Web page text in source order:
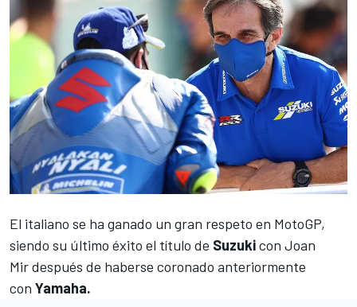
El italiano se ha ganado un gran respeto en MotoGP,
siendo su último éxito el título de Suzukicon Joan
Mirdespués de haberse coronado anteriormente
con Yamaha.